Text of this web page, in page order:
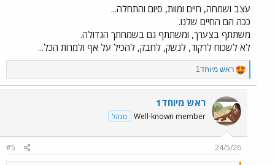
ריקנות שלא חשבתי שארגיש.
שבת מבורכת
עצב ושמחה, חיים ומוות, סיום והתחלה...
ככה הם החיים שלנו.
משתתף בצערך, ומשתתף גם בשמחתך הגדולה.
לא לשכוח לרקוד, לנשק, לחבק, להכיל על אף ולמרות הכל...
R
e
a
c
t
i
o
n
s
ראש מיוחד1
ראש מיוחד1
Well-known member מנהל
24/5/26
#5